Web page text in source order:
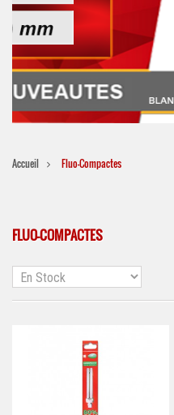
Accueil Fluo-Compactes
FLUO-COMPACTES